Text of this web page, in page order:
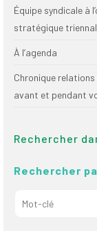
Équipe syndicale à
stratégique triennal
À l’agenda
Chronique
avant et pendant
Rechercher
Rechercher